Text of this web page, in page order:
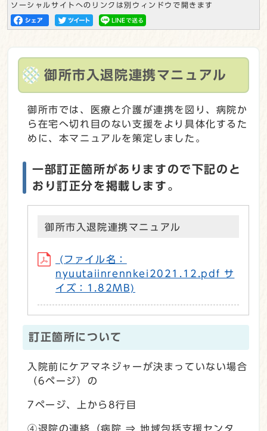
ソーシャルサイトへのリンクは別ウィンドウで開きます
御所市入退院連携マニュアル
御所市では、医療と介護が連携を図り、病院か
ら在宅へ切れ目のない支援をより具体化するた
めに、本マニュアルを策定しました。
一部訂正箇所がありますので下記のと
おり訂正分を掲載します。
御所市入退院連携マニュアル
(ファイル名：
nyuutaiinrennkei2021.12.pdf サ
イズ：1.82MB)
訂正箇所について
入院前にケアマネジャーが決まっていない場合
（6ページ）の
7ページ、上から8行目
④退院の連絡（病院 ⇒ 地域包括支援センタ